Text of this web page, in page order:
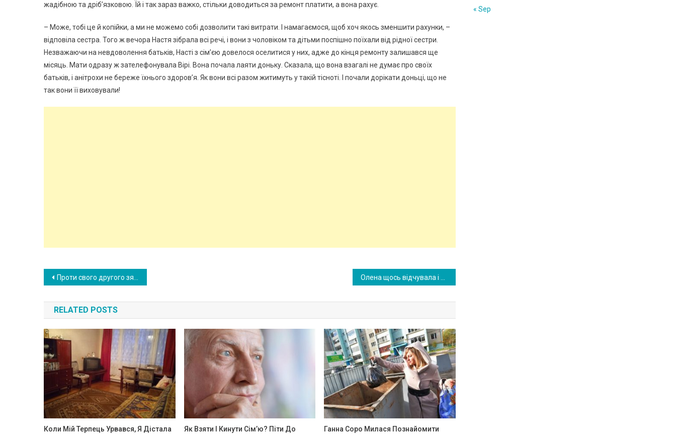
жадібною та дріб’язковою. Їй і так зараз важко, стільки доводиться за ремонт платити, а вона рахує.
– Може, тобі це й копійки, а ми не можемо собі дозволити такі витрати. І намагаємося, щоб хоч якось зменшити рахунки, –
відповіла сестра. Того ж вечора Настя зібрала всі речі, і вони з чоловіком та дітьми поспішно поїхали від рідної сестри.
Незважаючи на невдоволення батьків, Насті з сім’єю довелося оселитися у них, адже до кінця ремонту залишався ще
місяць. Мати одразу ж зателефонувала Вірі. Вона почала лаяти доньку. Сказала, що вона взагалі не думає про своїх
батьків, і анітрохи не береже їхнього здоров’я. Як вони всі разом житимуть у такій тісноті. І почали дорікати доньці, що не
так вони її виховували!
Post
navigation
Проти свого другого зятя я нічого не мала, але після того, як я випадково підслухала розмову дочки і Вані, мені стало не по собі
RELATED POSTS
Коли Мій Терпець Урвався, Я Дістала
Як Взяти І Кинути Сім’ю? Піти До
Ганна Соро Милася Познайомити
« Sep